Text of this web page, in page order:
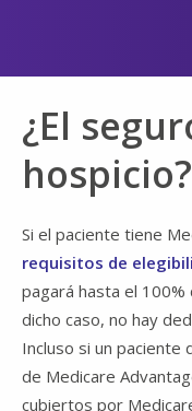
Básicos del
Nuestros servicios
Profesionales
Familiares y
¿El
hospicio?
Si el paciente tiene
requisitos de
pagará hasta el 100%
dicho caso, no hay
Incluso si un paciente
de Medicare
cubiertos por